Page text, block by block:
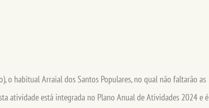
o habitual Arraial dos Santos Populares, no qual não faltarão as
atividade está integrada no Plano Anual de Atividades 2024 e é